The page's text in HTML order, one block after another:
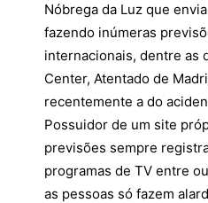
Nóbrega da Luz que
fazendo inúmeras
internacionais, dentre as
Center, Atentado de
recentemente a do
Possuidor de um site
previsões sempre
programas de TV entre
as pessoas só fazem